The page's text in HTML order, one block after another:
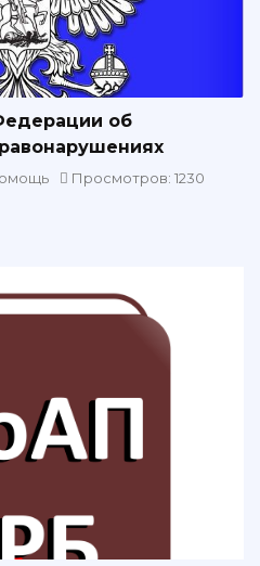
об
Просмотров: 1230